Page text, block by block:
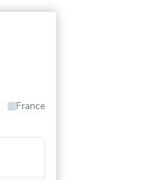
France